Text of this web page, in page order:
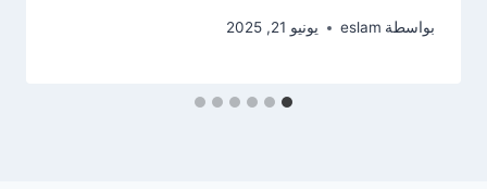
بواسطة eslam يونيو 21, 2025